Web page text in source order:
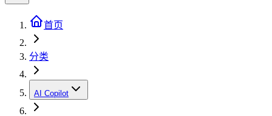
首页
分类
AI Copilot